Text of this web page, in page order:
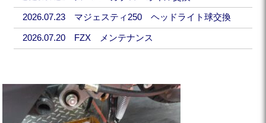
2026.07.23 マジェスティ250 ヘッドライト球交換
2026.07.20 FZX メンテナンス